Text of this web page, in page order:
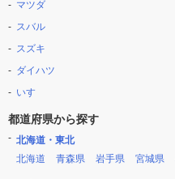
マツダ
スバル
スズキ
ダイハツ
いすゞ
都道府県から探す
北海道・東北
北海道
青森県 岩手県 宮城県